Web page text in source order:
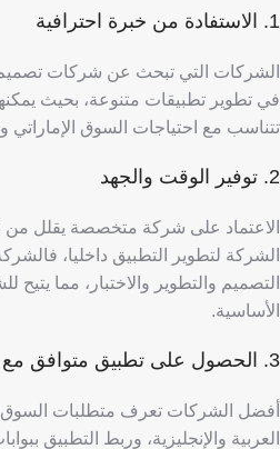
1. الاستفادة من خبرة احترافية
الشركات التي تبحث عن شركات
في تطوير تطبيقات متنوعة، بحيث
تتناسب مع احتياجات السوق الإماراتي
2. توفير الوقت والجهد
الاعتماد على شركة متخصصة يقلل من
الشركة لتطوير التطبيق داخليا،
التصميم والتطوير والاختبار، مما يتيح
الأساسية.
3. الحصول على تطبيق متوافق مع السوق المحلي
أفضل الشركات تعرف متطلبات السوق
العربية والإنجليزية، وربط التطبيق